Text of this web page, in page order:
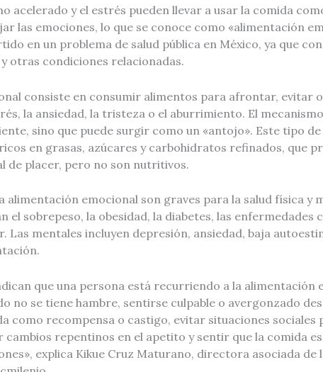
acelerado y el estrés pueden llevar a usar la comida
las emociones, lo que se conoce como «alimentación
en un problema de salud pública en México, ya que
otras condiciones relacionadas.
consiste en consumir alimentos para afrontar, evitar
la ansiedad, la tristeza o el aburrimiento. El
sino que puede surgir como un «antojo». Este tipo
en grasas, azúcares y carbohidratos refinados, que
de placer, pero no son nutritivos.
alimentación emocional son graves para la salud física y
el sobrepeso, la obesidad, la diabetes, las enfermedades
Las mentales incluyen depresión, ansiedad, baja
que una persona está recurriendo a la alimentación
no se tiene hambre, sentirse culpable o avergonzado
como recompensa o castigo, evitar situaciones sociales
cambios repentinos en el apetito y sentir que la comida
explica Kikue Cruz Maturano, directora asociada de